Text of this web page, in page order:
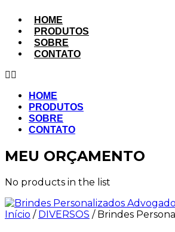
HOME
PRODUTOS
SOBRE
CONTATO
HOME
PRODUTOS
SOBRE
CONTATO
MEU ORÇAMENTO
No products in the list
Início / DIVERSOS / Brindes